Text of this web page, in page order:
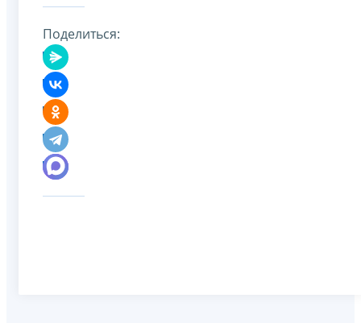
Поделиться: